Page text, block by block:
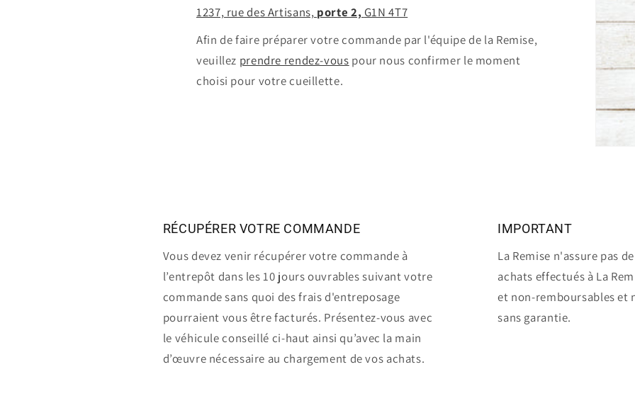
1237, rue des Artisans, porte 2, G1N 4T7
Afin de faire préparer votre commande par l'équipe de la Remise,
veuillez prendre rendez-vous pour nous confirmer le moment
choisi pour votre cueillette.
RÉCUPÉRER VOTRE COMMANDE
Vous devez venir récupérer votre commande à
l’entrepôt dans les 10 jours ouvrables suivant votre
commande sans quoi des frais d'entreposage
pourraient vous être facturés. Présentez-vous avec
le véhicule conseillé ci-haut ainsi qu’avec la main
d’œuvre nécessaire au chargement de vos achats.
IMPORTANT
La Remise n'assure pas
achats effectués à La
et non-remboursables et
sans garantie.